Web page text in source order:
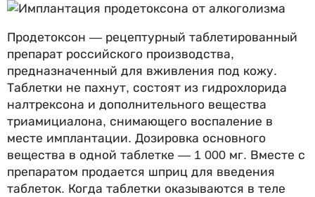
Продетоксон — рецептурный таблетированный
препарат российского производства,
предназначенный для вживления под кожу.
Таблетки не пахнут, состоят из гидрохлорида
налтрексона и дополнительного вещества
триамициалона, снимающего воспаление в
месте имплантации. Дозировка основного
вещества в одной таблетке — 1 000 мг. Вместе с
препаратом продается шприц для введения
таблеток. Когда таблетки оказываются в теле